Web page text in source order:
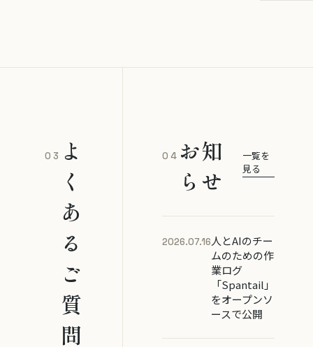
03 よ
く
あ
る
ご
質
問
04 お知
らせ
一覧を
見る
2026.07.16人とAIのチー
ムのための作
業ログ
「Spantail」
をオープンソ
ースで公開